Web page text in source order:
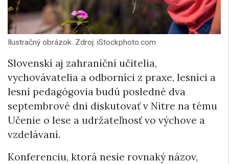
Ilustračný obrázok. Zdroj: iStockphoto.com
Slovenskí aj zahraniční učitelia,
vychovávatelia a odborníci z praxe, lesníci a
lesní pedagógovia budú posledné dva
septembrové dni diskutovať v Nitre na tému
Učenie o lese a udržateľnosť vo výchove a
vzdelávaní.
Konferenciu, ktorá nesie rovnaký názov,